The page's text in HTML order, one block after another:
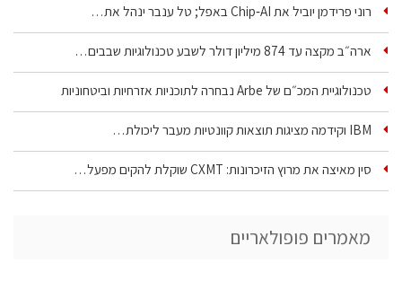
רוני פרידמן יוביל את Chip‑AI באפל; טל ענבר ינהל את…
ארה״ב מקצה עד 874 מיליון דולר לשבע טכנולוגיות שבבים…
טכנולוגיית המכ״ם של Arbe נבחרה לתוכניות אזרחיות וביטחוניות
IBM וקידמה מציגות תוצאות קוונטיות מעבר ליכולת…
סין מאיצה את מרוץ הזיכרונות: CXMT שוקלת להקים מפעל…
מאמרים פופולאריים